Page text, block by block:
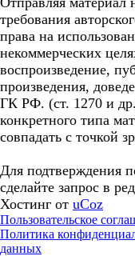
требования
права на
некоммерческих
воспроизведение,
произведения,
ГК РФ. (ст. 1270 и
конкретного типа
совпадать с точкой
Для подтверждения
сделайте запрос в
Хостинг от uCoz
Пользовательское
Политика
данных